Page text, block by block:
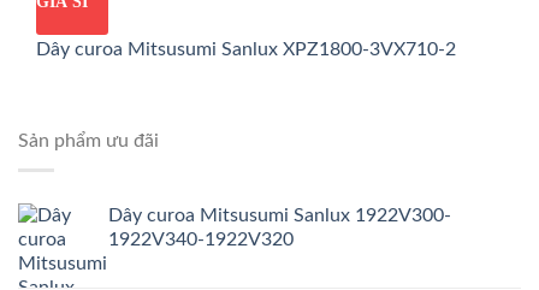
Dây curoa Mitsusumi Sanlux XPZ1800-3VX710-2
Sản phẩm ưu đãi
Dây curoa Mitsusumi Sanlux 1922V300-
1922V340-1922V320